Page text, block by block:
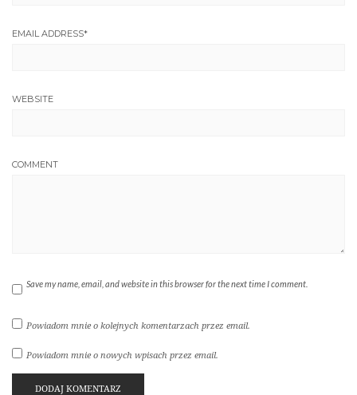
EMAIL ADDRESS*
WEBSITE
COMMENT
Save my name, email, and website in this browser for the next time I comment.
Powiadom mnie o kolejnych komentarzach przez email.
Powiadom mnie o nowych wpisach przez email.